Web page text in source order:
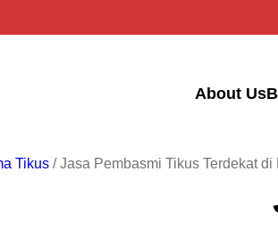
About Us
Tikus / Jasa Pembasmi Tikus Terdekat